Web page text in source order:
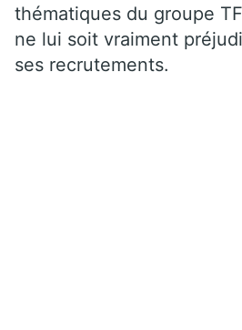
thématiques du groupe
ne lui soit vraiment
ses recrutements.